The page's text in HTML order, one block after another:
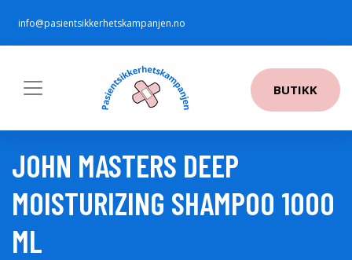
info@pasientsikkerhetskampanjen.no
BUTIKK
JOHN MASTERS DEEP
MOISTURIZING SHAMPOO 1000
ML